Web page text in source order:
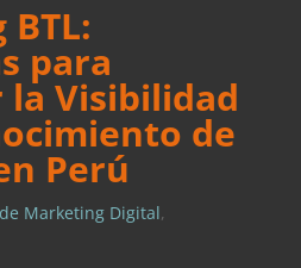
para
Visibilidad
de
Perú
Marketing Digital,